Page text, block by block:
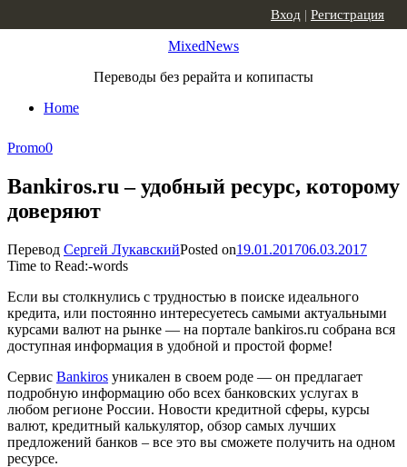
MixedNews
Переводы без рерайта и копипасты
Home
Вход | Регистрация
Promo0
Bankiros.ru – удобный ресурс, которому
доверяют
Перевод Сергей ЛукавскийPosted on19.01.201706.03.2017
Time to Read:-words
Если вы столкнулись с трудностью в поиске идеального
кредита, или постоянно интересуетесь самыми актуальными
курсами валют на рынке — на портале bankiros.ru собрана вся
доступная информация в удобной и простой форме!
Сервис Bankiros уникален в своем роде — он предлагает
подробную информацию обо всех банковских услугах в
любом регионе России. Новости кредитной сферы, курсы
валют, кредитный калькулятор, обзор самых лучших
предложений банков – все это вы сможете получить на одном
ресурсе.